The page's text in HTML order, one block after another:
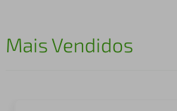
Mais Vendidos